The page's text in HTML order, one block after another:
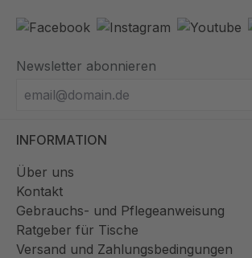
Newsletter abonnieren
INFORMATION
Über uns
Kontakt
Gebrauchs- und Pflegeanweisung
Ratgeber für Tische
Versand und Zahlungsbedingungen